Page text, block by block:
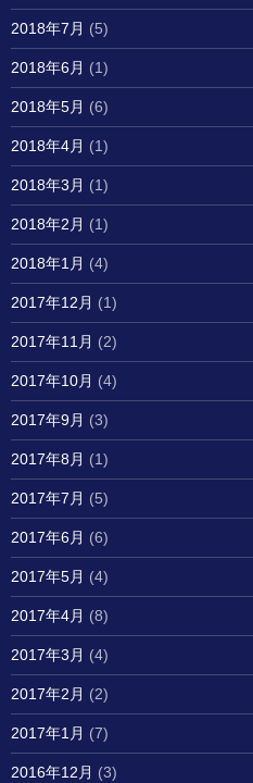
2018年7月 (5)
2018年6月 (1)
2018年5月 (6)
2018年4月 (1)
2018年3月 (1)
2018年2月 (1)
2018年1月 (4)
2017年12月 (1)
2017年11月 (2)
2017年10月 (4)
2017年9月 (3)
2017年8月 (1)
2017年7月 (5)
2017年6月 (6)
2017年5月 (4)
2017年4月 (8)
2017年3月 (4)
2017年2月 (2)
2017年1月 (7)
2016年12月 (3)